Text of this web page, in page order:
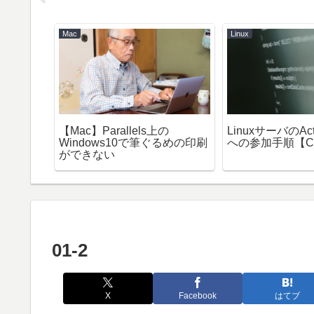
Mac
【Mac】Parallels上の
Windows10で筆ぐるめの印刷
ができない
Linux
Linuxサーバの
への参加手順【
01-2
X Facebook はてブ